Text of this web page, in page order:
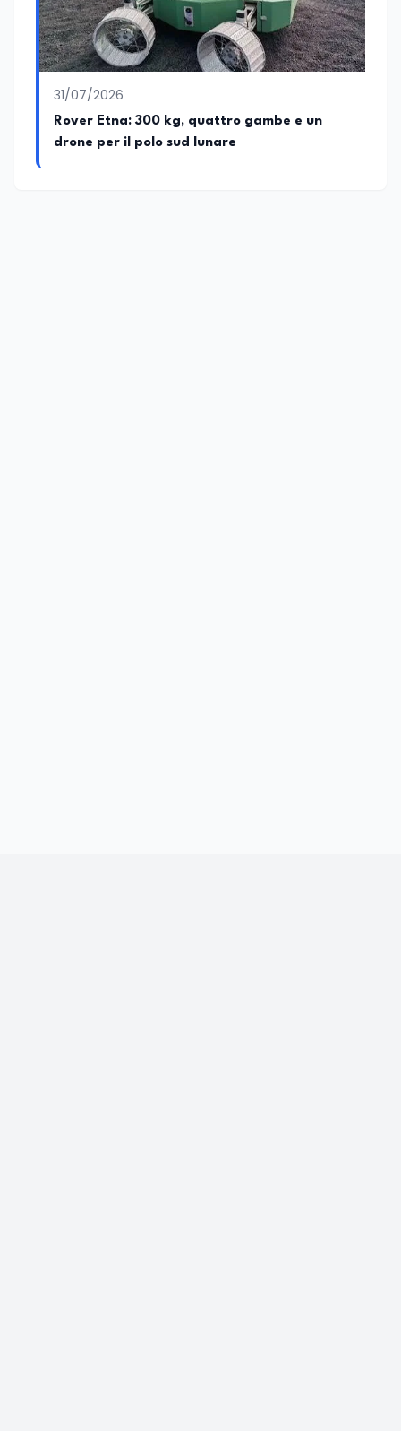
31/07/2026
Rover Etna: 300 kg, quattro gambe e un
drone per il polo sud lunare